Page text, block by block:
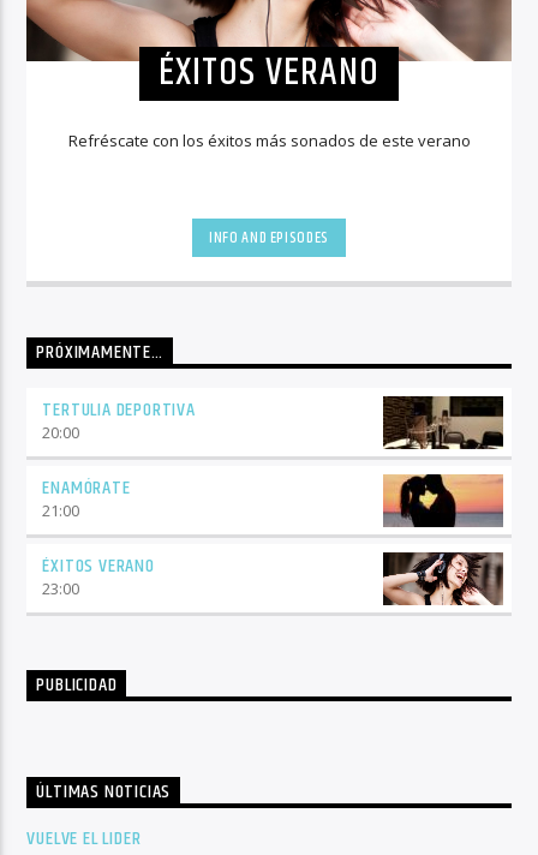
ÉXITOS VERANO
Refréscate con los éxitos más sonados de este verano
INFO AND EPISODES
PRÓXIMAMENTE…
TERTULIA DEPORTIVA
20:00
ENAMÓRATE
21:00
ÉXITOS VERANO
23:00
PUBLICIDAD
ÚLTIMAS NOTICIAS
VUELVE EL LIDER